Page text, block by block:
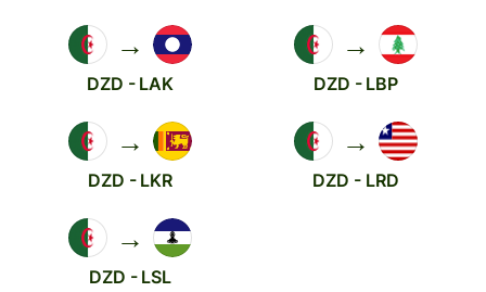
→
DZD - LAK
→
DZD - LBP
→
DZD - LKR
→
DZD - LRD
→
DZD - LSL